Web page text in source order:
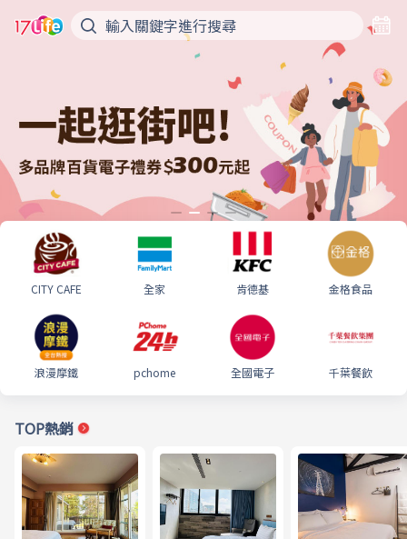
CITY CAFE 全家 肯德基 金格食品
浪漫摩鐵 pchome 全國電子 千葉餐飲
TOP熱銷